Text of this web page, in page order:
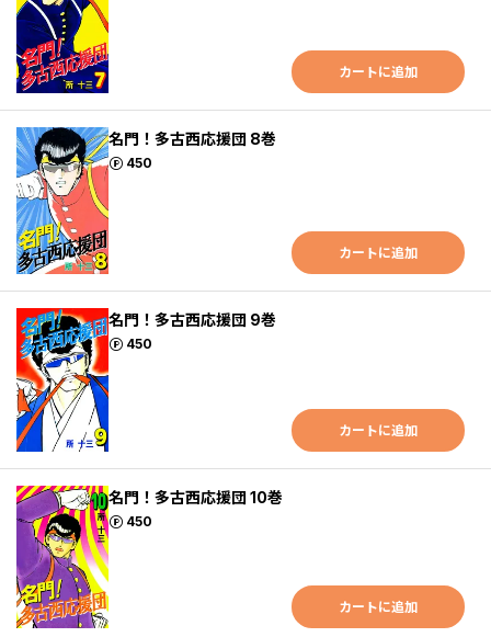
カートに追加
名門！多古西応援団 8巻
450
ポイント
カートに追加
名門！多古西応援団 9巻
450
ポイント
カートに追加
名門！多古西応援団 10巻
450
ポイント
カートに追加